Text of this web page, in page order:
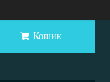
Кошик